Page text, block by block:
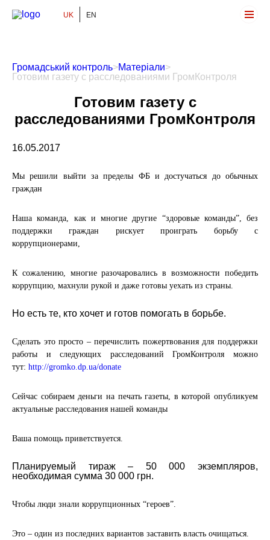
Громадський Контроль
UK EN
Громадський контроль>Матеріали>
Готовим газету с расследованиями ГромКонтроля
Готовим газету с
расследованиями ГромКонтроля
16.05.2017
Мы решили выйти за пределы ФБ и достучаться до обычных
граждан
Наша команда, как и многие другие “здоровые команды”, без
поддержки граждан рискует проиграть борьбу с
коррупционерами,
К сожалению, многие разочаровались в возможности победить
коррупцию, махнули рукой и даже готовы уехать из страны.
Но есть те, кто хочет и готов помогать в борьбе.
Сделать это просто – перечислить пожертвования для поддержки
работы и следующих расследований ГромКонтроля можно
тут: http://gromko.dp.ua/donate
Сейчас собираем деньги на печать газеты, в которой опубликуем
актуальные расследования нашей команды
Ваша помощь приветствуется.
Планируемый тираж – 50 000 экземпляров,
необходимая сумма 30 000 грн.
Чтобы люди знали коррупционных “героев”.
Это – один из последних вариантов заставить власть очищаться.